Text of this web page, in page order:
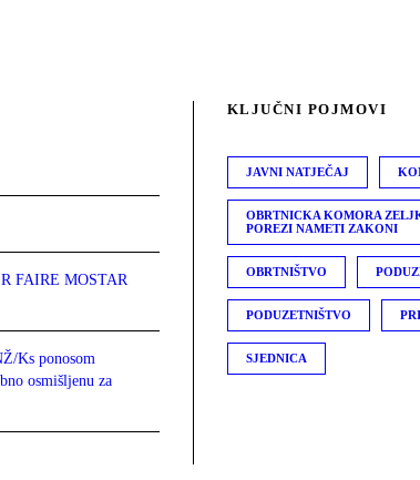
VIDEO WITH HORIZONTAL
PROJECT SERVICE STYLE
FAIRE MOSTAR
Ks ponosom
osmišljenu za
KLJUČNI POJMOVI
JAVNI NATJEČAJ
OBRTNICKA KOMORA
POREZI NAMETI ZAKONI
OBRTNIŠTVO
PODUZETNIŠTVO
SJEDNICA